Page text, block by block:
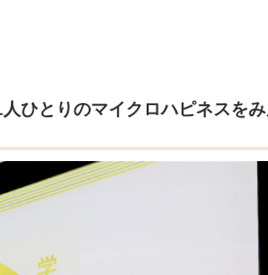
ひとりのマイクロハピネスを